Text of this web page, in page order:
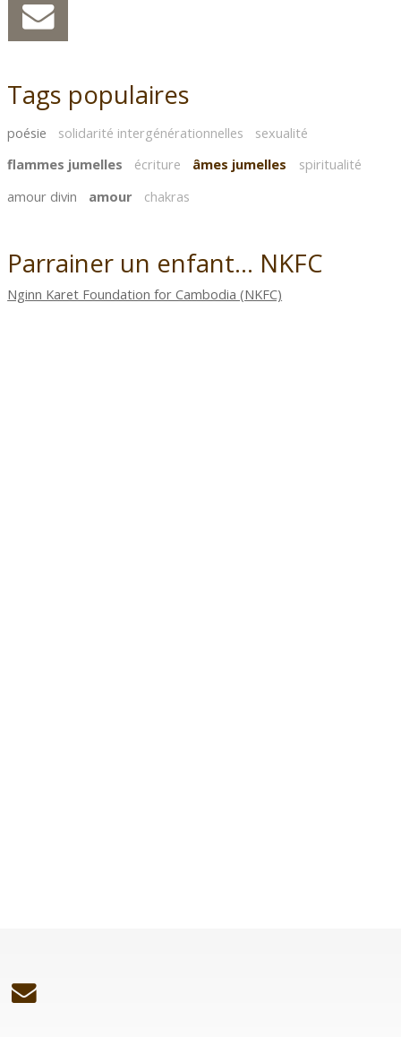
Tags populaires
poésie solidarité intergénérationnelles
sexualité
flammes jumelles
écriture âmes jumelles
spiritualité
amour divin
amour chakras
Parrainer un enfant... NKFC
Nginn Karet Foundation for Cambodia (NKFC)